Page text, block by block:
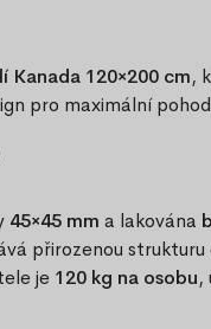
Kanada 120×200 cm,
pro maximální
45×45 mm a lakována
přirozenou strukturu
je 120 kg na osobu,